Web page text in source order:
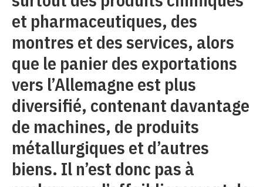
et pharmaceutiques, des
montres et des services, alors
que le panier des exportations
vers l’Allemagne est plus
diversifié, contenant davantage
de machines, de produits
métallurgiques et d’autres
biens. Il n’est donc pas à